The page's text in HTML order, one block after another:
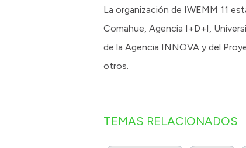
La organización de IWEMM 11
Comahue, Agencia I+D+I,
de la Agencia INNOVA y del
otros.
TEMAS RELACIONADOS